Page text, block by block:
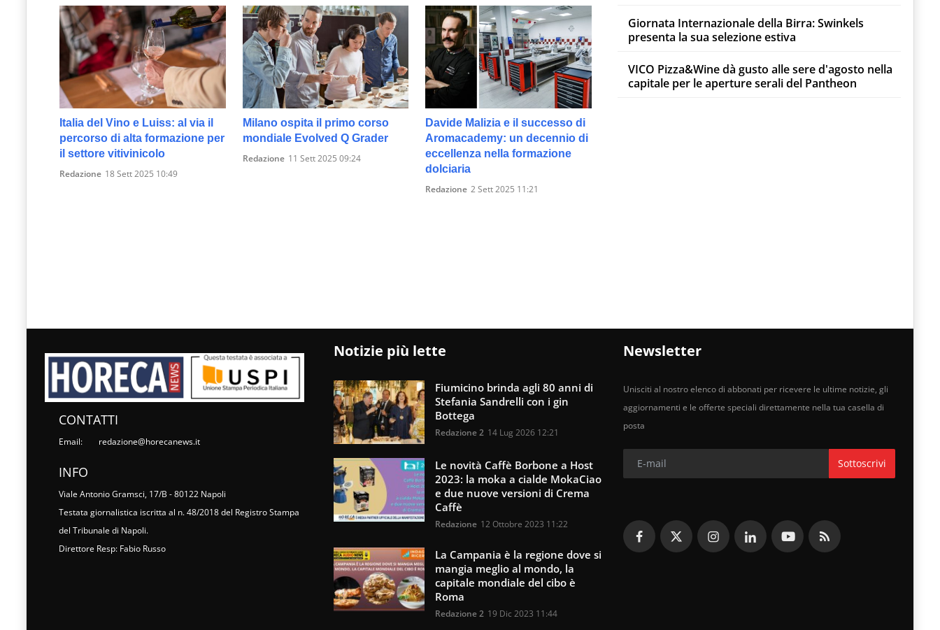
Italia del Vino e Luiss: al via il
percorso di alta formazione per
il settore vitivinicolo
Redazione 18 Sett 2025 10:49
Milano ospita il primo corso
mondiale Evolved Q Grader
Redazione 11 Sett 2025 09:24
Davide Malizia e il successo di
Aromacademy: un decennio di
eccellenza nella formazione
dolciaria
Redazione 2 Sett 2025 11:21
Giornata Internazionale della Birra: Swinkels
presenta la sua selezione estiva
VICO Pizza&Wine dà gusto alle sere d'agosto nella
capitale per le aperture serali del Pantheon
CONTATTI
Email: redazione@horecanews.it
INFO
Viale Antonio Gramsci, 17/B - 80122 Napoli
Testata giornalistica iscritta al n. 48/2018 del Registro Stampa
del Tribunale di Napoli.
Direttore Resp: Fabio Russo
Notizie più lette
Fiumicino brinda agli 80 anni di
Stefania Sandrelli con i gin
Bottega
Redazione 2 14 Lug 2026 12:21
Le novità Caffè Borbone a Host
2023: la moka a cialde MokaCiao
e due nuove versioni di Crema
Caffè
Redazione 12 Ottobre 2023 11:22
La Campania è la regione dove si
mangia meglio al mondo, la
capitale mondiale del cibo è
Roma
Redazione 2 19 Dic 2023 11:44
Newsletter
Unisciti al nostro elenco di abbonati per ricevere le ultime notizie, gli
aggiornamenti e le offerte speciali direttamente nella tua casella di
posta
Sottoscrivi